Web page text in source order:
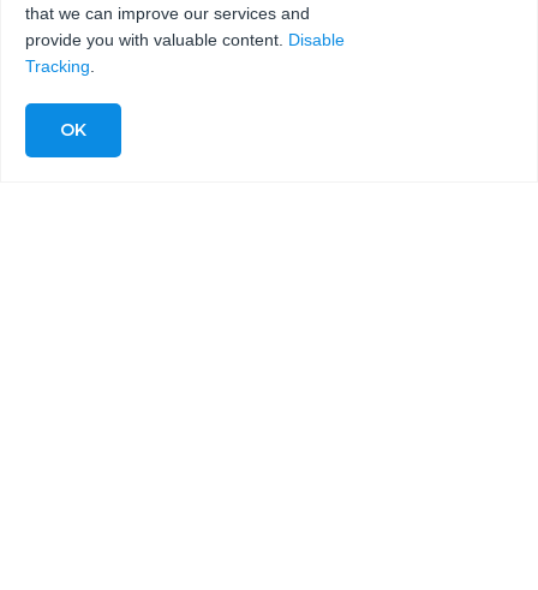
that we can improve our services and
provide you with valuable content. Disable
Tracking